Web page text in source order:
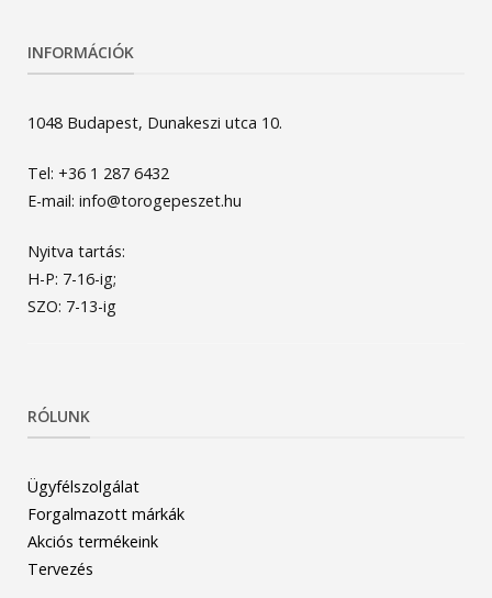
INFORMÁCIÓK
1048 Budapest, Dunakeszi utca 10.
Tel: +36 1 287 6432
E-mail: info@torogepeszet.hu
Nyitva tartás:
H-P: 7-16-ig;
SZO: 7-13-ig
RÓLUNK
Ügyfélszolgálat
Forgalmazott márkák
Akciós termékeink
Tervezés